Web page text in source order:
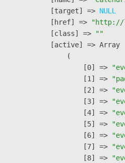
            [target] =>
NULL
            [href] =>
"http://
            [class] =>
""
            [active] => Array
                (
                    [0] =>
                    [1] =>
                    [2] =>
                    [3] =>
                    [4] =>
                    [5] =>
                    [6] =>
                    [7] =>
                    [8] =>